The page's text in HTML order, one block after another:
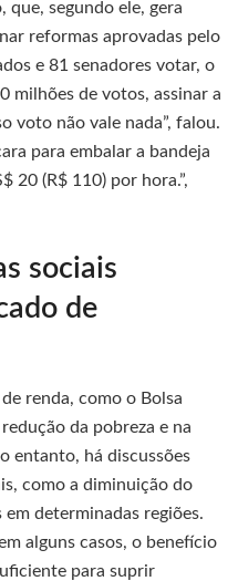
segundo ele, gera
reformas aprovadas pelo
e 81 senadores votar, o
milhões de votos, assinar a
voto não vale nada”, falou.
para embalar a bandeja
20 (R$ 110) por hora.”,
sociais
de
renda, como o Bolsa
da pobreza e na
entanto, há discussões
como a diminuição do
determinadas regiões.
alguns casos, o benefício
para suprir